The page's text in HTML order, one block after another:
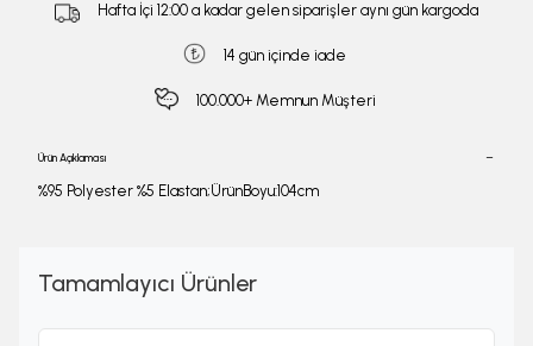
Hafta İçi 12:00 a kadar gelen siparişler aynı gün kargoda
14 gün içinde iade
100.000+ Memnun Müşteri
Ürün Açıklaması
%95 Polyester %5 Elastan;ÜrünBoyu:104cm
Tamamlayıcı Ürünler